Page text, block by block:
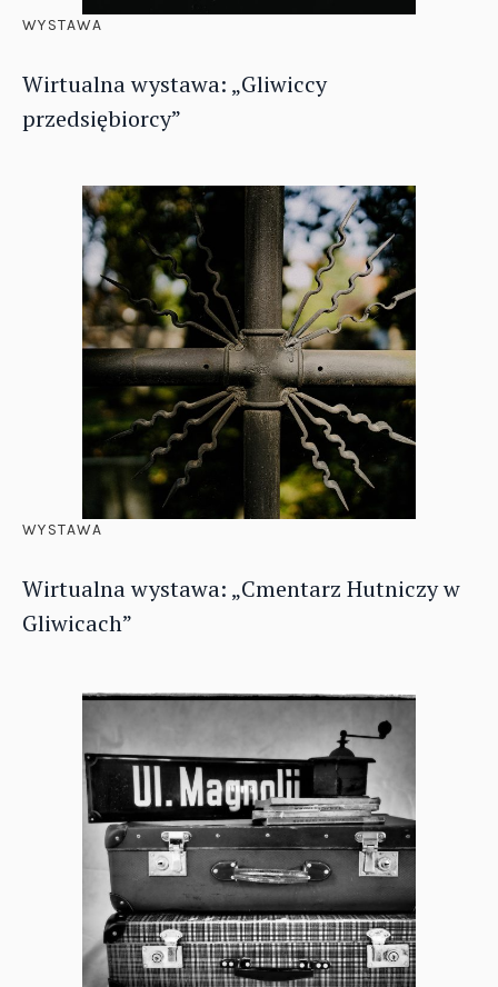
WYSTAWA
Wirtualna wystawa: „Gliwiccy
przedsiębiorcy”
WYSTAWA
Wirtualna wystawa: „Cmentarz Hutniczy w
Gliwicach”